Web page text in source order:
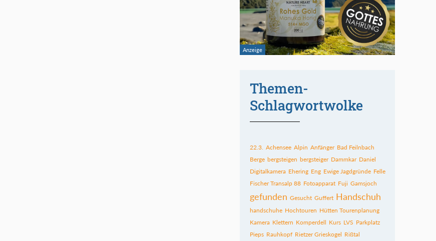
Themen-
Schlagwortwolke
22.3. Achensee Alpin Anfänger Bad Feilnbach
Berge bergsteigen bergsteiger Dammkar Daniel
Digitalkamera Ehering Eng Ewige Jagdgründe Felle
Fischer Transalp 88 Fotoapparat Fuji Gamsjoch
gefunden Gesucht Guffert Handschuh
handschuhe Hochtouren Hütten Tourenplanung
Kamera Klettern Komperdell Kurs LVS Parkplatz
Pieps Rauhkopf Rietzer Grieskogel Rißtal